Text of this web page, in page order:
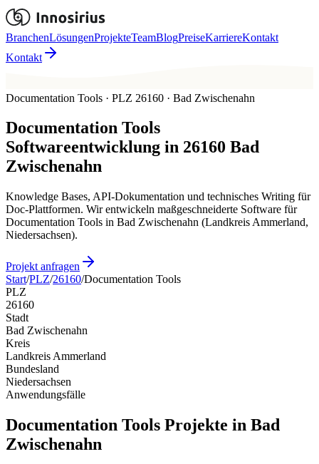
BranchenLösungenProjekteTeamBlogPreiseKarriereKontakt
Kontakt
Documentation Tools · PLZ 26160 · Bad Zwischenahn
Documentation Tools
Softwareentwicklung in 26160 Bad
Zwischenahn
Knowledge Bases, API-Dokumentation und technisches Writing für
Doc-Plattformen. Wir entwickeln maßgeschneiderte Software für
Documentation Tools in Bad Zwischenahn (Landkreis Ammerland,
Niedersachsen).
Projekt anfragen
Start/PLZ/26160/Documentation Tools
PLZ
26160
Stadt
Bad Zwischenahn
Kreis
Landkreis Ammerland
Bundesland
Niedersachsen
Anwendungsfälle
Documentation Tools Projekte in Bad
Zwischenahn